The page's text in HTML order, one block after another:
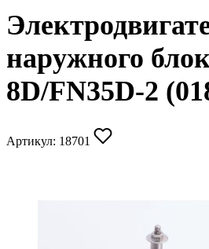
наружного
8D/FN35D-2
Артикул: 18701